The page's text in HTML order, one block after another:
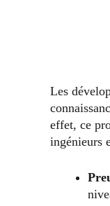
Les
effet, ce
ingénieurs